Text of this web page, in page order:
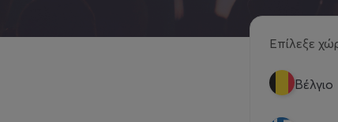
Επίλεξε
Βέλγιο